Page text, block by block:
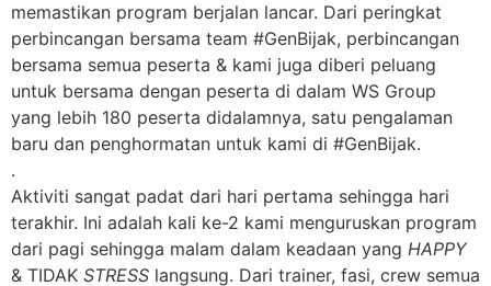
memastikan program berjalan lancar. Dari peringkat
perbincangan bersama team #GenBijak, perbincangan
bersama semua peserta & kami juga diberi peluang
untuk bersama dengan peserta di dalam WS Group
yang lebih 180 peserta didalamnya, satu pengalaman
baru dan penghormatan untuk kami di #GenBijak.
.
Aktiviti sangat padat dari hari pertama sehingga hari
terakhir. Ini adalah kali ke-2 kami menguruskan program
dari pagi sehingga malam dalam keadaan yang HAPPY
& TIDAK STRESS langsung. Dari trainer, fasi, crew semua